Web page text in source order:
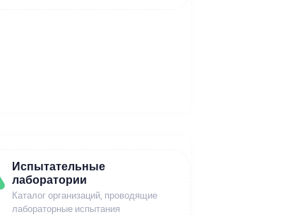
Испытательные
лаборатории
Каталог организаций, проводящие
лабораторные испытания